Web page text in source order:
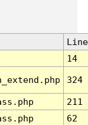
Line
14
324
211
62